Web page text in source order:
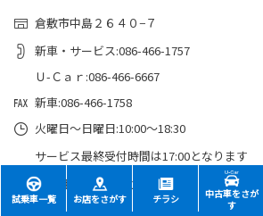
倉敷市中島２６４０−７
新車・サービス:086-466-1757
Ｕ-Ｃａｒ:086-466-6667
新車:086-466-1758
火曜日～日曜日:10:00～18:30
サービス最終受付時間は17:00となります
毎週月曜日・第2火曜日:定休
試乗車一覧 お店をさがす チラシ
中古車をさが
す